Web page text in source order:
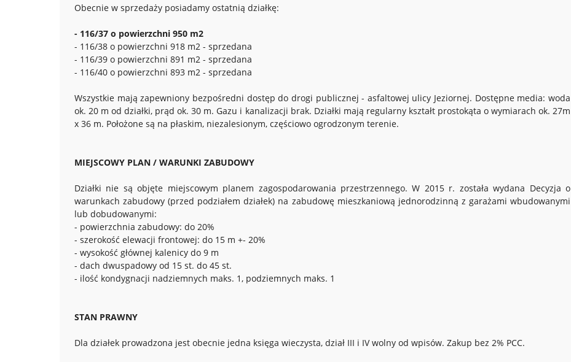
Obecnie w sprzedaży posiadamy ostatnią działkę:
- 116/37 o powierzchni 950 m2
- 116/38 o powierzchni 918 m2 - sprzedana
- 116/39 o powierzchni 891 m2 - sprzedana
- 116/40 o powierzchni 893 m2 - sprzedana
Wszystkie mają zapewniony bezpośredni dostęp do drogi publicznej - asfaltowej ulicy Jeziornej. Dostępne media: woda
ok. 20 m od działki, prąd ok. 30 m. Gazu i kanalizacji brak. Działki mają regularny kształt prostokąta o wymiarach ok. 27m
x 36 m. Położone są na płaskim, niezalesionym, częściowo ogrodzonym terenie.
MIEJSCOWY PLAN / WARUNKI ZABUDOWY
Działki nie są objęte miejscowym planem zagospodarowania przestrzennego. W 2015 r. została wydana Decyzja o
warunkach zabudowy (przed podziałem działek) na zabudowę mieszkaniową jednorodzinną z garażami wbudowanymi
lub dobudowanymi:
- powierzchnia zabudowy: do 20%
- szerokość elewacji frontowej: do 15 m +- 20%
- wysokość głównej kalenicy do 9 m
- dach dwuspadowy od 15 st. do 45 st.
- ilość kondygnacji nadziemnych maks. 1, podziemnych maks. 1
STAN PRAWNY
Dla działek prowadzona jest obecnie jedna księga wieczysta, dział III i IV wolny od wpisów. Zakup bez 2% PCC.